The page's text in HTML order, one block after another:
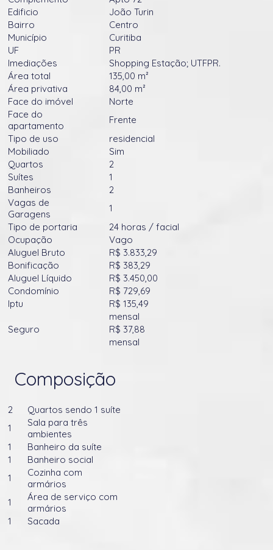
Edificio
João Turin
Bairro
Centro
Município
Curitiba
UF
PR
Imediações
Shopping Estação; UTFPR.
Área total
135,00 m²
Área privativa
84,00 m²
Face do imóvel
Norte
Face do
apartamento
Frente
Tipo de uso
residencial
Mobiliado
Sim
Quartos
2
Suítes
1
Banheiros
2
Vagas de
Garagens
1
Tipo de portaria
24 horas / facial
Ocupação
Vago
Aluguel Bruto
R$ 3.833,29
Bonificação
R$ 383,29
Aluguel Líquido
R$ 3.450,00
Condomínio
R$ 729,69
Iptu
R$ 135,49
mensal
Seguro
R$ 37,88
mensal
Composição
2
Quartos sendo 1 suíte
1
Sala para três
ambientes
1
Banheiro da suíte
1
Banheiro social
1
Cozinha com
armários
1
Área de serviço com
armários
1
Sacada